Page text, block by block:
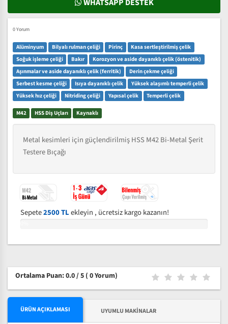
WHATSAPP DESTEK
0 Yorum
Alüminyum Bilyalı rulman çeliği Pirinç
Kasa sertleştirilmiş çelik
Soğuk işleme çeliği
Bakır
Korozyon ve aside dayanıklı çelik (östenitik)
Aşınmalar ve aside dayanıklı çelik (ferritik)
Derin çekme çeliği
Serbest kesme çeliği
Isıya dayanıklı çelik
Yüksek alaşımlı temperli çelik
Yüksek hız çeliği
Nitriding çeliği Yapısal çelik Temperli çelik
M42 HSS Diş Uçları Kaynaklı
Metal kesimleri için güçlendirilmiş HSS M42 Bi-Metal Şerit
Testere Bıçağı
Sepete2500 TLekleyin , ücretsiz kargo kazanın!
Ortalama Puan: 0.0 / 5 ( 0 Yorum)
ÜRÜN AÇIKLAMASI UYUMLU MAKINALAR